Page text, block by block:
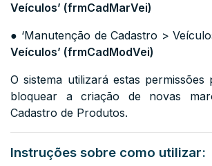
Veículos’ (frmCadMarVei)
● ‘Manutenção de Cadastro >
Veículos’ (frmCadModVei)
O sistema utilizará estas
bloquear a criação de novas
Cadastro de Produtos.
Instruções sobre como utilizar: